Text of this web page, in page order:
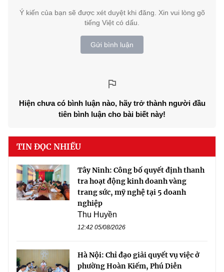
Ý kiến của bạn sẽ được xét duyệt khi đăng. Xin vui lòng gõ
tiếng Việt có dấu.
Gửi bình luận
Hiện chưa có bình luận nào, hãy trở thành người đầu
tiên bình luận cho bài biết này!
TIN ĐỌC NHIỀU
Tây Ninh: Công bố quyết định thanh
tra hoạt động kinh doanh vàng
trang sức, mỹ nghệ tại 5 doanh
nghiệp
Thu Huyền
12:42 05/08/2026
Hà Nội: Chỉ đạo giải quyết vụ việc ở
phường Hoàn Kiếm, Phú Diễn